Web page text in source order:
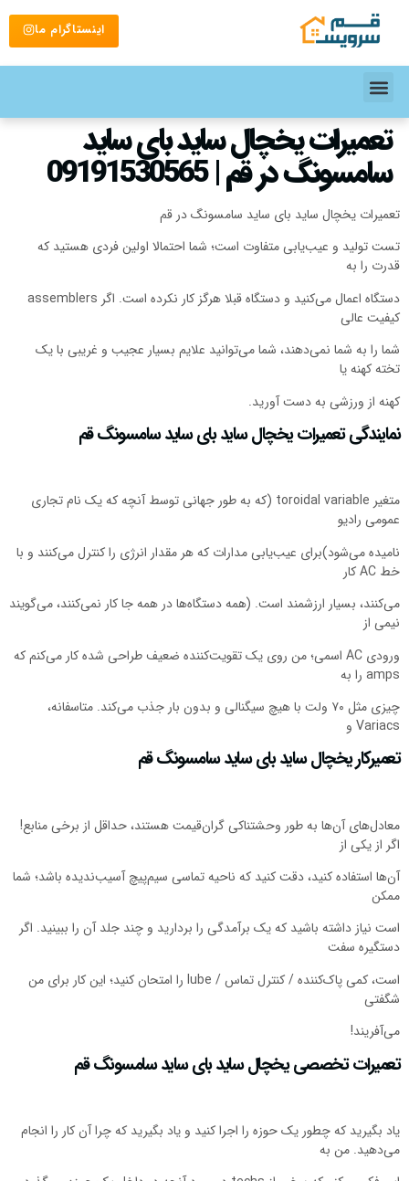
اینستاگرام ما
تعمیرات یخچال ساید بای ساید
سامسونگ در قم | 09191530565
تعمیرات یخچال ساید بای ساید سامسونگ در قم
تست تولید و عیب‌یابی متفاوت است؛ شما احتمالا اولین فردی هستید که
قدرت را به
دستگاه اعمال می‌کنید و دستگاه قبلا هرگز کار نکرده است. اگر assemblers
کیفیت عالی
شما را به شما نمی‌دهند، شما می‌توانید علایم بسیار عجیب و غریبی با یک
تخته کهنه یا
کهنه از ورزشی به دست آورید.
نمایندگی تعمیرات یخچال ساید بای ساید سامسونگ قم
متغیر toroidal variable (که به طور جهانی توسط آنچه که یک نام تجاری
عمومی رادیو
نامیده می‌شود)برای عیب‌یابی مدارات که هر مقدار انرژی را کنترل می‌کنند و با
خط AC کار
می‌کنند، بسیار ارزشمند است. (همه دستگاه‌ها در همه جا کار نمی‌کنند، می‌گویند
نیمی از
ورودی AC اسمی؛ من روی یک تقویت‌کننده ضعیف طراحی شده کار می‌کنم که
amps را به
چیزی مثل ۷۰ ولت با هیچ سیگنالی و بدون بار جذب می‌کند. متاسفانه،
Variacs و
تعمیرکار یخچال ساید بای ساید سامسونگ قم
معادل‌های آن‌ها به طور وحشتناکی گران‌قیمت هستند، حداقل از برخی منابع!
اگر از یکی از
آن‌ها استفاده کنید، دقت کنید که ناحیه تماسی سیم‌پیچ آسیب‌ندیده باشد؛ شما
ممکن
است نیاز داشته باشید که یک برآمدگی را بردارید و چند جلد آن را ببینید. اگر
دستگیره سفت
است، کمی پاک‌کننده / کنترل تماس / lube را امتحان کنید؛ این کار برای من
شگفتی
می‌آفریند!
تعمیرات تخصصی یخچال ساید بای ساید سامسونگ قم
یاد بگیرید که چطور یک حوزه را اجرا کنید و یاد بگیرید که چرا آن کار را انجام
می‌دهید. من به